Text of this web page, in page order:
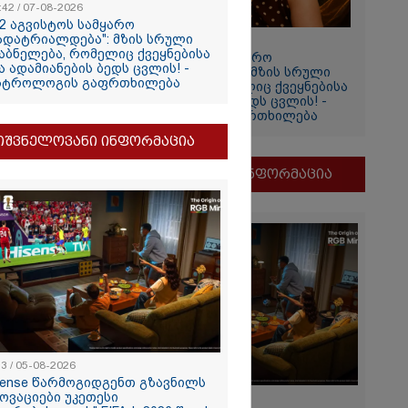
-
11:42 / 07-08-2026
"12 აგვისტოს სამყარო
გადატრიალდება": მზის სრული
დაბნელება, რომელიც ქვეყნებისა
და ადამიანების ბედს ცვლის! -
ასტროლოგის გაფრთხილება
მნიშვნელოვანი ინფორმაცია
/ 07-08-2026
აგვისტოს სამყარო
მზის სრული
რომელიც ქვეყნებისა
ადამიანების ბედს ცვლის! -
გაფრთხილება
ინფორმაცია
/ 05-08-2026
წარმოგიდგენთ გზავნილს
უკეთესი